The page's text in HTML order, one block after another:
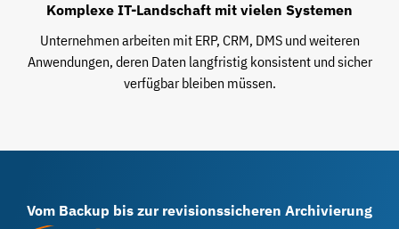
Komplexe IT-Landschaft mit vielen Systemen
Unternehmen arbeiten mit ERP, CRM, DMS und weiteren
Anwendungen, deren Daten langfristig konsistent und sicher
verfügbar bleiben müssen.
Vom Backup bis zur revisionssicheren Archivierung